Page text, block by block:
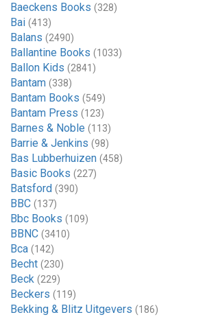
Baeckens Books (328)
Bai (413)
Balans (2490)
Ballantine Books (1033)
Ballon Kids (2841)
Bantam (338)
Bantam Books (549)
Bantam Press (123)
Barnes & Noble (113)
Barrie & Jenkins (98)
Bas Lubberhuizen (458)
Basic Books (227)
Batsford (390)
BBC (137)
Bbc Books (109)
BBNC (3410)
Bca (142)
Becht (230)
Beck (229)
Beckers (119)
Bekking & Blitz Uitgevers (186)